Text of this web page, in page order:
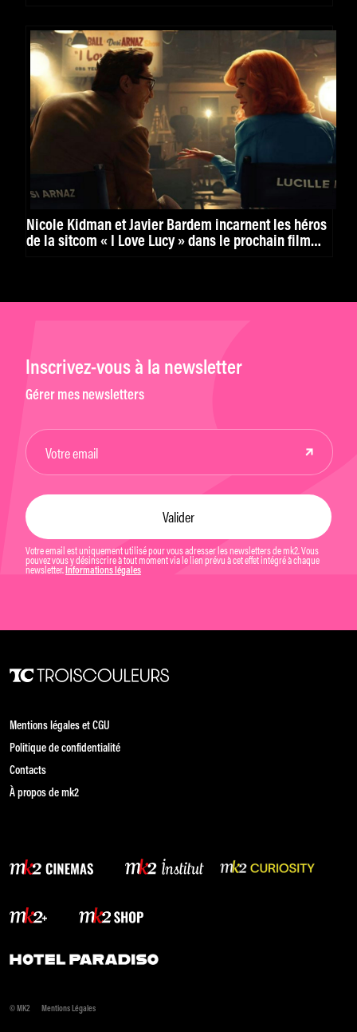
Nicole Kidman et Javier Bardem incarnent les héros
de la sitcom « I Love Lucy » dans le prochain film
Inscrivez-vous à la newsletter
Gérer mes newsletters
Votre email est uniquement utilisé pour vous adresser les newsletters de mk2. Vous
pouvez vous y désinscrire à tout moment via le lien prévu à cet effet intégré à chaque
newsletter. Informations légales
Mentions légales et CGU
Politique de confidentialité
Contacts
À propos de mk2
© MK2 Mentions Légales